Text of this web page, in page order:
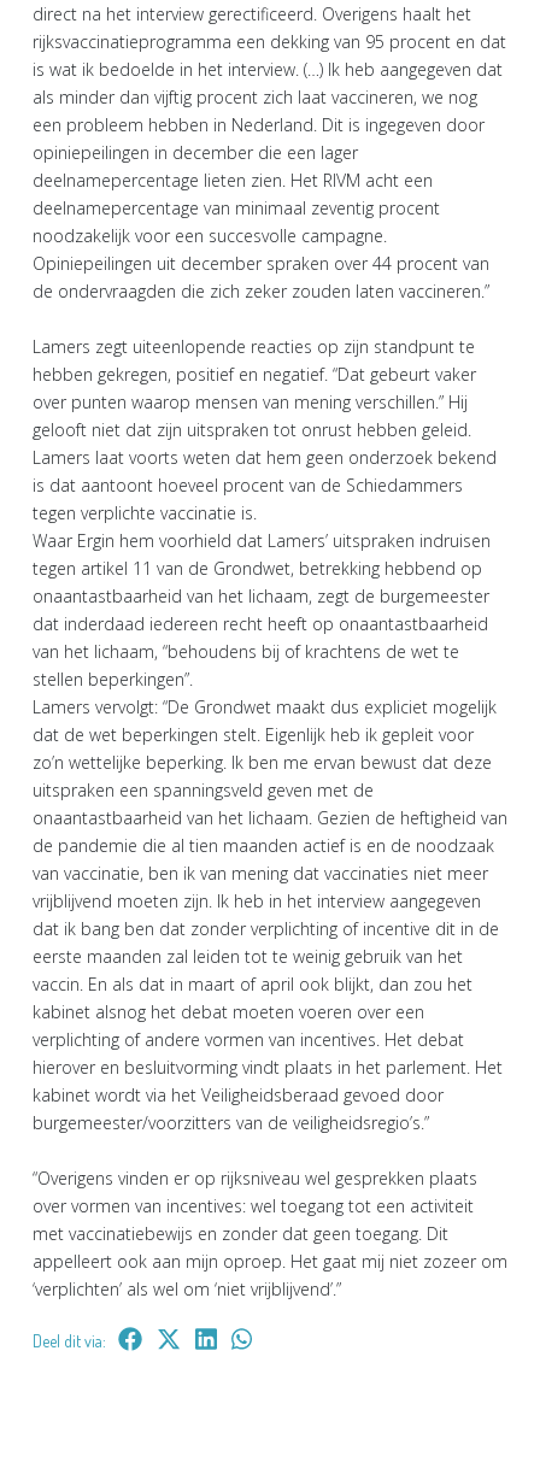
direct na het interview gerectificeerd. Overigens haalt het
rijksvaccinatieprogramma een dekking van 95 procent en dat
is wat ik bedoelde in het interview. (…) Ik heb aangegeven dat
als minder dan vijftig procent zich laat vaccineren, we nog
een probleem hebben in Nederland. Dit is ingegeven door
opiniepeilingen in december die een lager
deelnamepercentage lieten zien. Het RIVM acht een
deelnamepercentage van minimaal zeventig procent
noodzakelijk voor een succesvolle campagne.
Opiniepeilingen uit december spraken over 44 procent van
de ondervraagden die zich zeker zouden laten vaccineren.”
Lamers zegt uiteenlopende reacties op zijn standpunt te
hebben gekregen, positief en negatief. “Dat gebeurt vaker
over punten waarop mensen van mening verschillen.” Hij
gelooft niet dat zijn uitspraken tot onrust hebben geleid.
Lamers laat voorts weten dat hem geen onderzoek bekend
is dat aantoont hoeveel procent van de Schiedammers
tegen verplichte vaccinatie is.
Waar Ergin hem voorhield dat Lamers’ uitspraken indruisen
tegen artikel 11 van de Grondwet, betrekking hebbend op
onaantastbaarheid van het lichaam, zegt de burgemeester
dat inderdaad iedereen recht heeft op onaantastbaarheid
van het lichaam, “behoudens bij of krachtens de wet te
stellen beperkingen”.
Lamers vervolgt: “De Grondwet maakt dus expliciet mogelijk
dat de wet beperkingen stelt. Eigenlijk heb ik gepleit voor
zo’n wettelijke beperking. Ik ben me ervan bewust dat deze
uitspraken een spanningsveld geven met de
onaantastbaarheid van het lichaam. Gezien de heftigheid van
de pandemie die al tien maanden actief is en de noodzaak
van vaccinatie, ben ik van mening dat vaccinaties niet meer
vrijblijvend moeten zijn. Ik heb in het interview aangegeven
dat ik bang ben dat zonder verplichting of incentive dit in de
eerste maanden zal leiden tot te weinig gebruik van het
vaccin. En als dat in maart of april ook blijkt, dan zou het
kabinet alsnog het debat moeten voeren over een
verplichting of andere vormen van incentives. Het debat
hierover en besluitvorming vindt plaats in het parlement. Het
kabinet wordt via het Veiligheidsberaad gevoed door
burgemeester/voorzitters van de veiligheidsregio’s.”
“Overigens vinden er op rijksniveau wel gesprekken plaats
over vormen van incentives: wel toegang tot een activiteit
met vaccinatiebewijs en zonder dat geen toegang. Dit
appelleert ook aan mijn oproep. Het gaat mij niet zozeer om
‘verplichten’ als wel om ‘niet vrijblijvend’.”
Deel dit via: